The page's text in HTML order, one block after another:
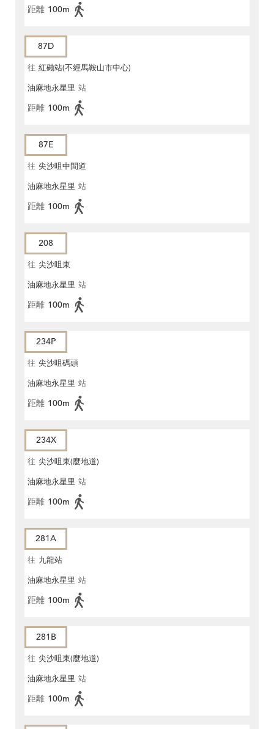
距離 100m
87D
往 紅磡站(不經馬鞍山市中心)
油麻地永星里 站
距離 100m
87E
往 尖沙咀中間道
油麻地永星里 站
距離 100m
208
往 尖沙咀東
油麻地永星里 站
距離 100m
234P
往 尖沙咀碼頭
油麻地永星里 站
距離 100m
234X
往 尖沙咀東(麼地道)
油麻地永星里 站
距離 100m
281A
往 九龍站
油麻地永星里 站
距離 100m
281B
往 尖沙咀東(麼地道)
油麻地永星里 站
距離 100m